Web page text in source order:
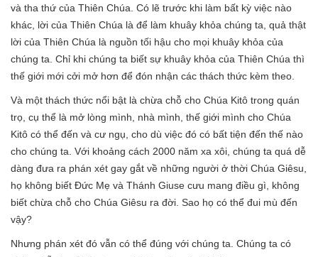
và tha thứ của Thiên Chúa. Có lẽ trước khi làm bất kỳ việc nào
khác, lời của Thiên Chúa là để làm khuây khỏa chúng ta, quả thật
lời của Thiên Chúa là nguồn tối hậu cho mọi khuây khỏa của
chúng ta. Chỉ khi chúng ta biết sự khuây khỏa của Thiên Chúa thì
thế giới mới cởi mở hơn để đón nhận các thách thức kèm theo.
Và một thách thức nổi bật là chừa chỗ cho Chúa Kitô trong quán
trọ, cụ thể là mở lòng mình, nhà mình, thế giới mình cho Chúa
Kitô có thể đến và cư ngụ, cho dù việc đó có bất tiện đến thế nào
cho chúng ta. Với khoảng cách 2000 năm xa xôi, chúng ta quá dễ
dàng đưa ra phán xét gay gắt về những người ở thời Chúa Giêsu,
họ không biết Đức Mẹ và Thánh Giuse cưu mang điều gì, không
biết chừa chỗ cho Chúa Giêsu ra đời. Sao họ có thể đui mù đến
vậy?
Nhưng phán xét đó vẫn có thể đúng với chúng ta. Chúng ta có